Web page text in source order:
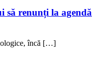
să renunți la agendă
încă […]